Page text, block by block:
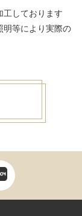
工しております
明等により実際の